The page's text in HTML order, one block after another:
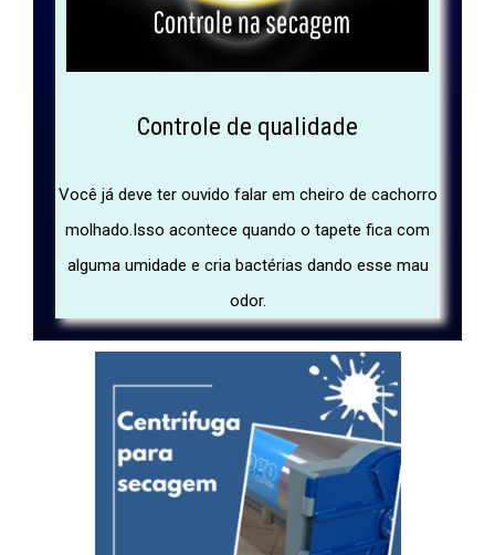
Controle de qualidade
Você já deve ter ouvido falar em cheiro de cachorro
molhado.Isso acontece quando o tapete fica com
alguma umidade e cria bactérias dando esse mau
odor.